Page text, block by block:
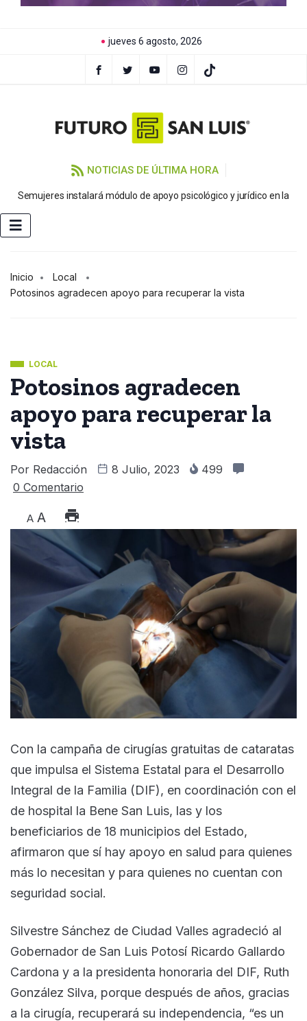
jueves 6 agosto, 2026
NOTICIAS DE ÚLTIMA HORA
Semujeres instalará módulo de apoyo psicológico y jurídico en la
Inicio
Local
Potosinos agradecen apoyo para recuperar la vista
LOCAL
Potosinos agradecen
apoyo para recuperar la
vista
Por Redacción 8 Julio, 2023
499
0 Comentario
A A
Con la campaña de cirugías gratuitas de cataratas
que impulsa el Sistema Estatal para el Desarrollo
Integral de la Familia (DIF), en coordinación con el
de hospital la Bene San Luis, las y los
beneficiarios de 18 municipios del Estado,
afirmaron que sí hay apoyo en salud para quienes
más lo necesitan y para quienes no cuentan con
seguridad social.
Silvestre Sánchez de Ciudad Valles agradeció al
Gobernador de San Luis Potosí Ricardo Gallardo
Cardona y a la presidenta honoraria del DIF, Ruth
González Silva, porque después de años, gracias
a la cirugía, recuperará su independencia, “es un